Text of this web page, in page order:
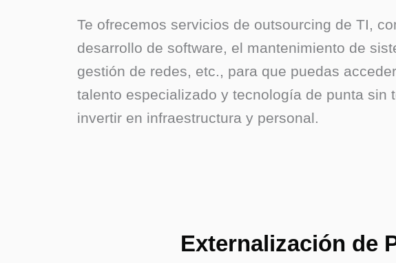
Te ofrecemos servicios de outsourcing de TI,
desarrollo de software, el mantenimiento de
gestión de redes, etc., para que puedas
talento especializado y tecnología de punta sin
invertir en infraestructura y personal.
Externalización de